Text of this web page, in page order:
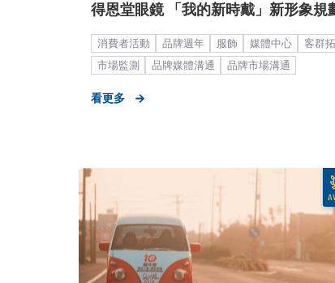
得恩堂眼鏡 「我的新時戴」新形象規
消費者活動 品牌週年 服飾 媒體中心
客群
市場監測
品牌媒體溝通
品牌市場溝通
策略形象報告
看更多